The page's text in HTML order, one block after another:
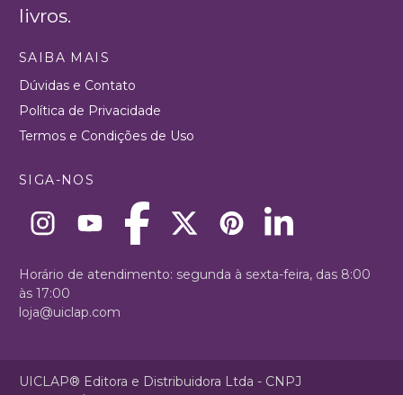
livros.
SAIBA MAIS
Dúvidas e Contato
Política de Privacidade
Termos e Condições de Uso
SIGA-NOS
Horário de atendimento: segunda à sexta-feira, das 8:00
às 17:00
loja@uiclap.com
UICLAP® Editora e Distribuidora Ltda - CNPJ